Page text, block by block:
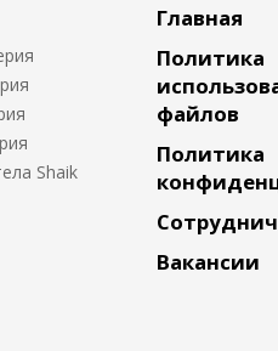
Shaik
Главная
Политика
файлов
Политика
Вакансии